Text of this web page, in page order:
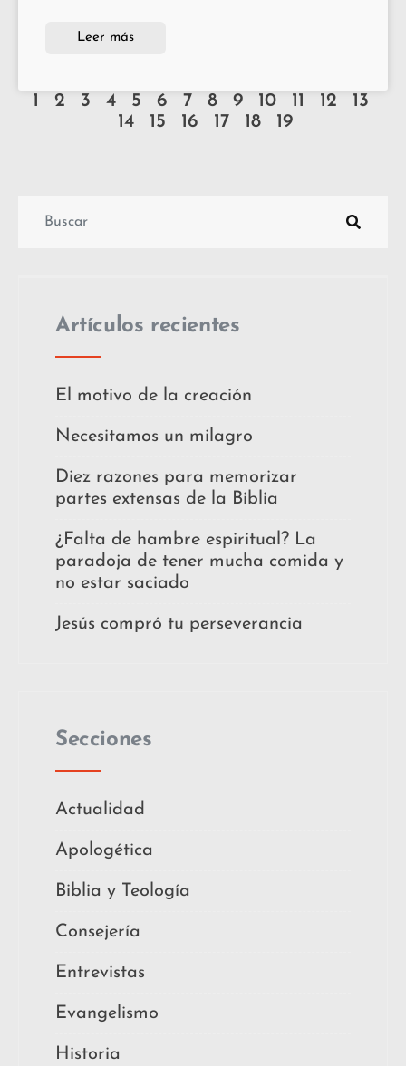
Leer más
1 2 3 4 5 6 7 8 9 10 11 12
13
14
15 16 17 18 19
Artículos recientes
El motivo de la creación
Necesitamos un milagro
Diez razones para memorizar
partes extensas de la Biblia
¿Falta de hambre espiritual? La
paradoja de tener mucha comida y
no estar saciado
Jesús compró tu perseverancia
Secciones
Actualidad
Apologética
Biblia y Teología
Consejería
Entrevistas
Evangelismo
Historia